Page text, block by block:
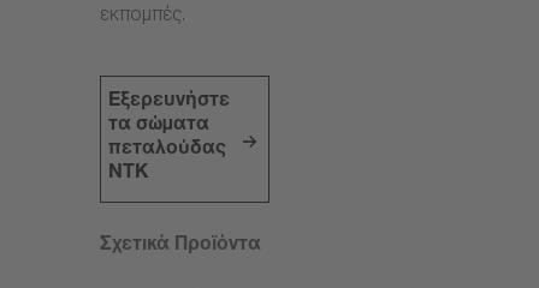
εκπομπές.
Εξερευνήστε
τα σώματα
πεταλούδας
NTK
Σχετικά Προϊόντα